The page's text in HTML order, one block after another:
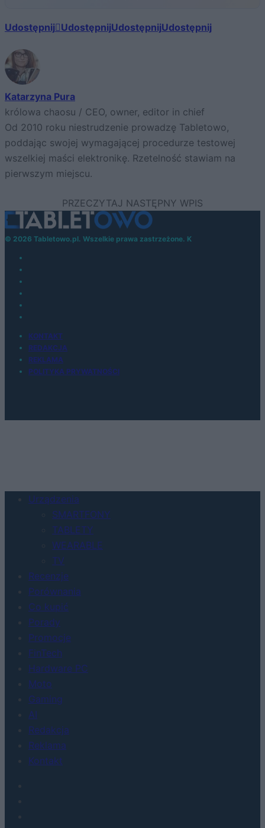
Udostępnij UdostępnijUdostępnijUdostępnij
Katarzyna Pura
królowa chaosu / CEO, owner, editor in chief
Od 2010 roku niestrudzenie prowadzę Tabletowo,
poddając swojej wymagającej procedurze testowej
wszelkiej maści elektronikę. Rzetelność stawiam na
pierwszym miejscu.
© 2026 Tabletowo.pl. Wszelkie prawa zastrzeżone. K
KONTAKT
REDAKCJA
REKLAMA
POLITYKA PRYWATNOŚCI
Urządzenia
SMARTFONY
TABLETY
WEARABLE
TV
Recenzje
Porównania
Co kupić
Porady
Promocje
FinTech
Hardware PC
Moto
Gaming
AI
Redakcja
Reklama
Kontakt